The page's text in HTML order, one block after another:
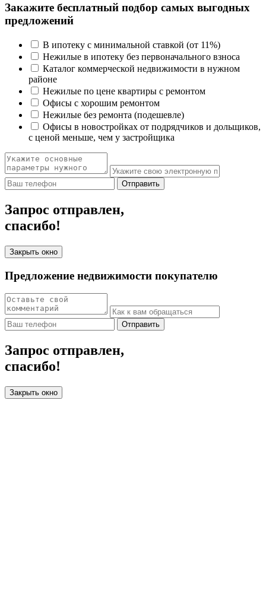
Закажите бесплатный подбор самых выгодных
предложений
В ипотеку с минимальной ставкой (от 11%)
Нежилые в ипотеку без первоначального взноса
Каталог коммерческой недвижимости в нужном
районе
Нежилые по цене квартиры с ремонтом
Офисы с хорошим ремонтом
Нежилые без ремонта (подешевле)
Офисы в новостройках от подрядчиков и дольщиков,
с ценой меньше, чем у застройщика
Отправить
Запрос отправлен,
спасибо!
Закрыть окно
Предложение недвижимости покупателю
Отправить
Запрос отправлен,
спасибо!
Закрыть окно